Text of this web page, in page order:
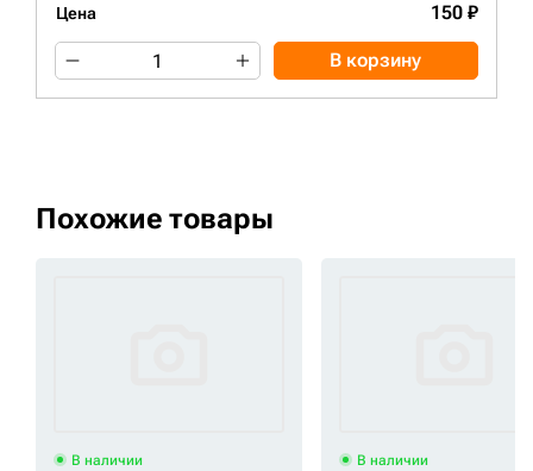
Цена 150 ₽
В корзину
Похожие товары
В наличии
В наличии